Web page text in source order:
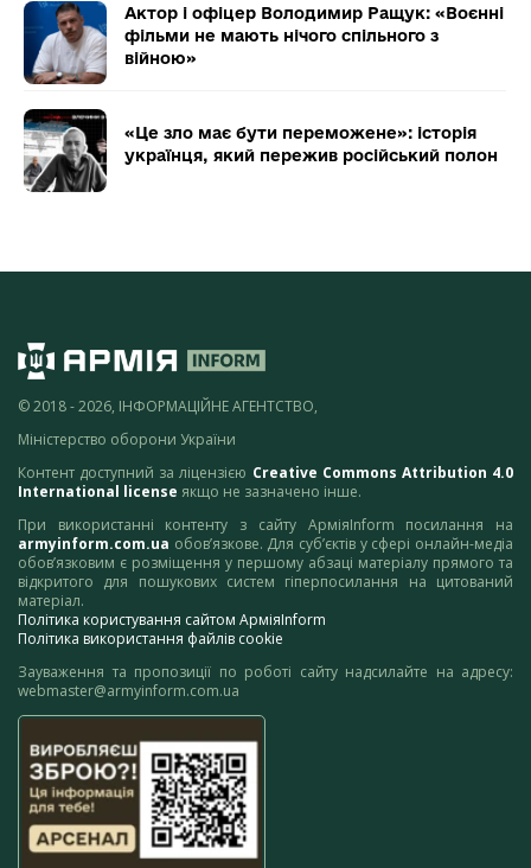
Актор і офіцер Володимир Ращук: «Воєнні
фільми не мають нічого спільного з
війною»
«Це зло має бути переможене»: історія
українця, який пережив російський полон
© 2018 - 2026, ІНФОРМАЦІЙНЕ АГЕНТСТВО,
Міністерство оборони України
Контент доступний за ліцензією Creative Commons Attribution 4.0
International license якщо не зазначено інше.
При використанні контенту з сайту АрміяInform посилання на
armyinform.com.ua обов’язкове. Для суб’єктів у сфері онлайн-медіа
обов’язковим є розміщення у першому абзаці матеріалу прямого та
відкритого для пошукових систем гіперпосилання на цитований
матеріал.
Політика користування сайтом АрміяInform
Політика використання файлів cookie
Зауваження та пропозиції по роботі сайту надсилайте на адресу:
webmaster@armyinform.com.ua